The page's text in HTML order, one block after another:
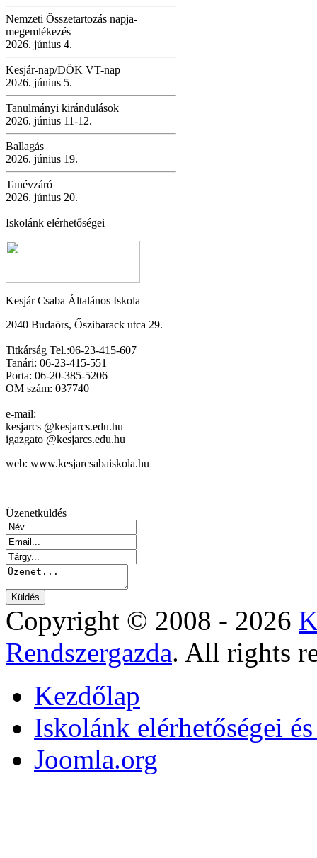
Nemzeti Összetartozás napja-
megemlékezés
2026. június 4.
Kesjár-nap/DÖK VT-nap
2026. június 5.
Tanulmányi kirándulások
2026. június 11-12.
Ballagás
2026. június 19.
Tanévzáró
2026. június 20.
Iskolánk elérhetőségei
Kesjár Csaba Általános Iskola
2040 Budaörs, Őszibarack utca 29.
Titkárság Tel.:06-23-415-607
Tanári: 06-23-415-551
Porta: 06-20-385-5206
OM szám: 037740
e-mail:
kesjarcs @kesjarcs.edu.hu
igazgato @kesjarcs.edu.hu
web: www.kesjarcsabaiskola.hu
Üzenetküldés
Copyright © 2008 - 2026
Rendszergazda. All rights
Kezdőlap
Iskolánk elérhetőségei
Joomla.org